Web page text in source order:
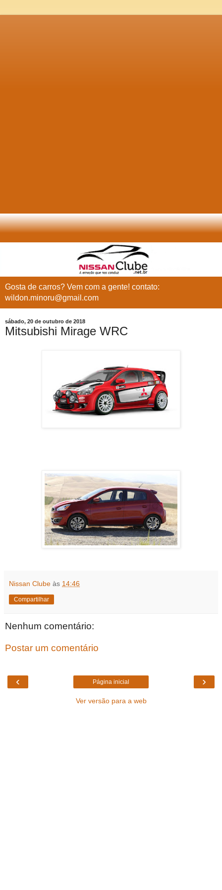
Gosta de carros? Vem com a gente! contato:
wildon.minoru@gmail.com
sábado, 20 de outubro de 2018
Mitsubishi Mirage WRC
Nissan Clube às 14:46
Compartilhar
Nenhum comentário:
Postar um comentário
‹ ›
Página inicial
Ver versão para a web